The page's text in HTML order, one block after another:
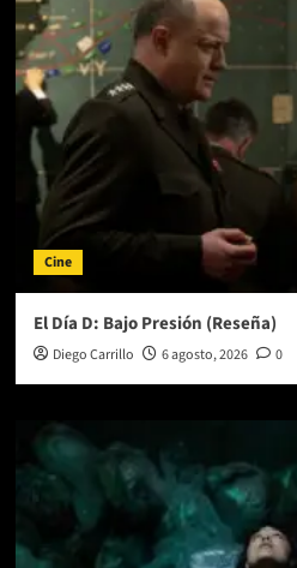
Cine
El Día D: Bajo Presión (Reseña)
Diego Carrillo 6 agosto, 2026 0